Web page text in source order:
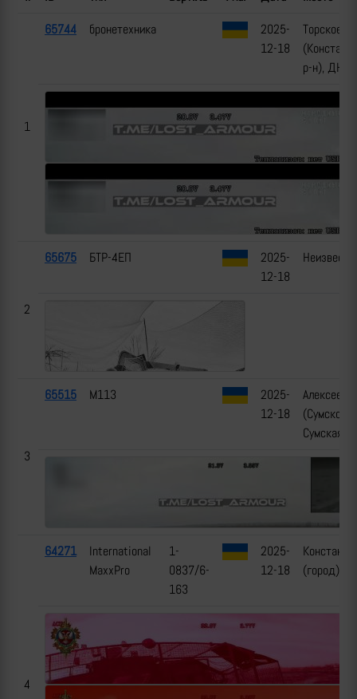
1
65744 бронетехника
2025-
12-18
Торское
р-н), ДНР
2
65675 БТР-4ЕП
2025-
12-18
3
65515 M113
2025-
12-18
(Сумской
Сумская
4
64271
International
MaxxPro
1-
0837/6-
163
2025-
12-18
(город),